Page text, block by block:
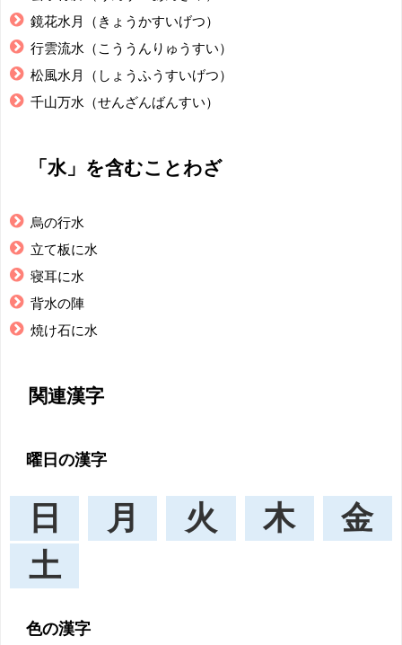
鏡花水月（きょうかすいげつ）
行雲流水（こううんりゅうすい）
松風水月（しょうふうすいげつ）
千山万水（せんざんばんすい）
「水」を含むことわざ
烏の行水
立て板に水
寝耳に水
背水の陣
焼け石に水
関連漢字
曜日の漢字
日 月 火 木
金
土
色の漢字